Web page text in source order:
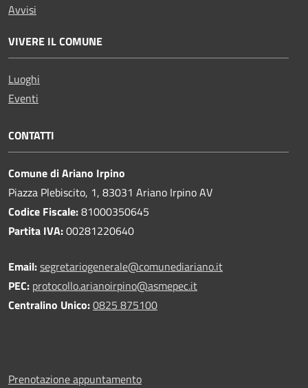
Avvisi
VIVERE IL COMUNE
Luoghi
Eventi
CONTATTI
Comune di Ariano Irpino
Piazza Plebiscito, 1, 83031 Ariano Irpino AV
Codice Fiscale:81000350645
Partita IVA:00281220640
Email:segretariogenerale@comunediariano.it
PEC: protocollo.arianoirpino@asmepec.it
Centralino Unico:0825 875100
Prenotazione appuntamento